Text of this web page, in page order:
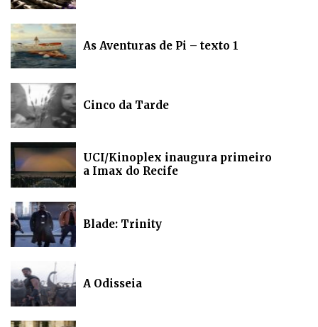
As Aventuras de Pi – texto 1
Cinco da Tarde
UCI/Kinoplex inaugura primeiro
a Imax do Recife
Blade: Trinity
A Odisseia